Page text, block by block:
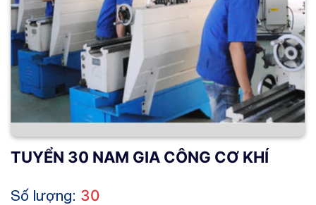
TUYỂN 30 NAM GIA CÔNG CƠ KHÍ
Số lượng: 30